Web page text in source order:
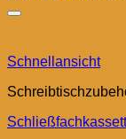
Schnellansicht